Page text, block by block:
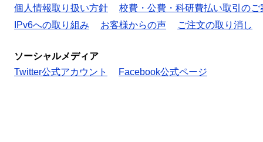
個人情報取り扱い方針
校費・公費・科研費払い取引のご
IPv6への取り組み
お客様からの声 ご注文の取り消し
ソーシャルメディア
Twitter公式アカウント
Facebook公式ページ